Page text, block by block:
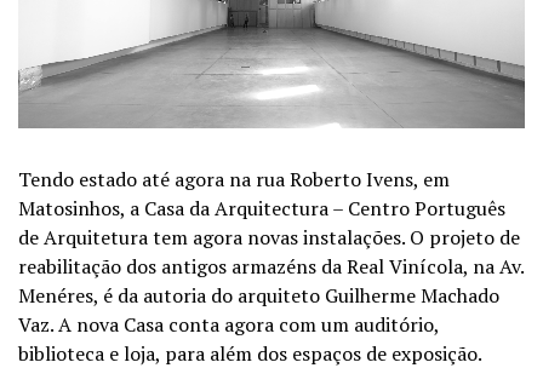
Tendo estado até agora na rua Roberto Ivens, em
Matosinhos, a Casa da Arquitectura – Centro Português
de Arquitetura tem agora novas instalações. O projeto de
reabilitação dos antigos armazéns da Real Vinícola, na Av.
Menéres, é da autoria do arquiteto Guilherme Machado
Vaz. A nova Casa conta agora com um auditório,
biblioteca e loja, para além dos espaços de exposição.